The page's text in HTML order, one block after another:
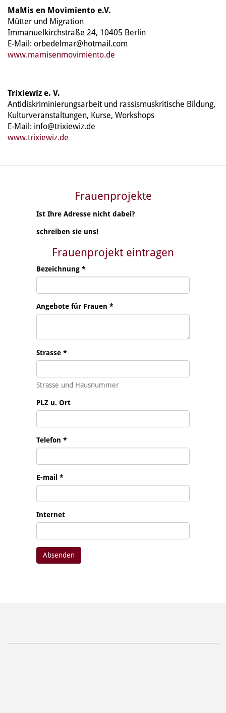
MaMis en Movimiento e.V.
Mütter und Migration
Immanuelkirchstraße 24, 10405 Berlin
E-Mail: orbedelmar@hotmail.com
www.mamisenmovimiento.de
Trixiewiz e. V.
Antidiskriminierungsarbeit und rassismuskritische Bildung,
Kulturveranstaltungen, Kurse, Workshops
E-Mail: info@trixiewiz.de
www.trixiewiz.de
Frauenprojekte
Ist Ihre Adresse nicht dabei?
schreiben sie uns!
Frauenprojekt eintragen
Bezeichnung *
Angebote für Frauen *
Strasse *
Strasse und Hausnummer
PLZ u. Ort
Telefon *
E-mail *
Internet
Absenden